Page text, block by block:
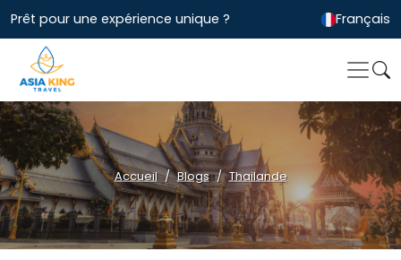
Prêt pour une expérience unique ? Français
Accueil Blogs Thailande